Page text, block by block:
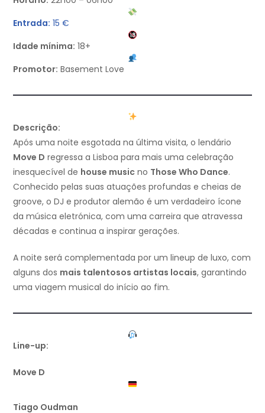
Entrada: 15 €
Idade mínima: 18+
Promotor: Basement Love
Descrição:
Após uma noite esgotada na última visita, o lendário
Move D regressa a Lisboa para mais uma celebração
inesquecível de house music no Those Who Dance.
Conhecido pelas suas atuações profundas e cheias de
groove, o DJ e produtor alemão é um verdadeiro ícone
da música eletrónica, com uma carreira que atravessa
décadas e continua a inspirar gerações.
A noite será complementada por um lineup de luxo, com
alguns dos mais talentosos artistas locais, garantindo
uma viagem musical do início ao fim.
Line-up:
Move D
Tiago Oudman